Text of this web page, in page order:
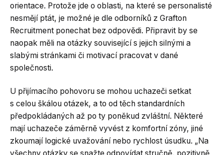
orientace. Protože jde o oblasti, na které se personalisté
nesmějí ptát, je možné je dle odborníků z Grafton
Recruitment ponechat bez odpovědi. Připravit by se
naopak měli na otázky související s jejich silnými a
slabými stránkami či motivací pracovat v dané
společnosti.
U přijímacího pohovoru se mohou uchazeči setkat
s celou škálou otázek, a to od těch standardních
předpokládaných až po ty poněkud zvláštní. Některé
mají uchazeče záměrně vyvést z komfortní zóny, jiné
zkoumají logické uvažování nebo rychlost úsudku. „Na